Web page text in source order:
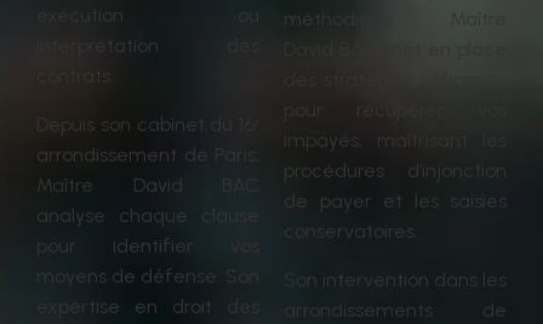
exécution ou
interprétation des
contrats.
Depuis son cabinet du 16ᵉ
arrondissement de Paris,
Maître David BAC
analyse chaque clause
pour identifier vos
moyens de défense. Son
expertise en droit des
méthodique. Maître
pour récupérer vos
impayés, maîtrisant les
procédures d’injonction
de payer et les saisies
conservatoires.
Son intervention dans les
arrondissements de